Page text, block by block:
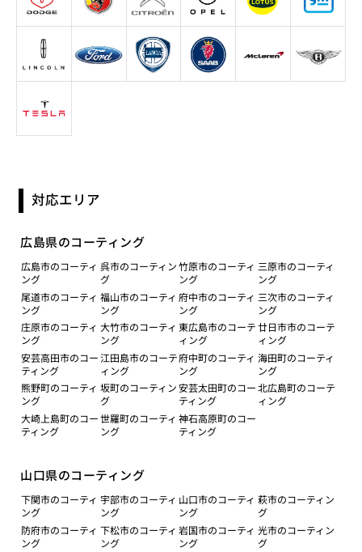
対応エリア
広島県のコーティング
広島市のコーティ
ング
呉市のコーティン
グ
竹原市のコーティ
ング
三原市のコーティ
ング
尾道市のコーティ
ング
福山市のコーティ
ング
府中市のコーティ
ング
三次市のコーティ
ング
庄原市のコーティ
ング
大竹市のコーティ
ング
東広島市のコーテ
ィング
廿日市市のコーテ
ィング
安芸高田市のコー
ティング
江田島市のコーテ
ィング
府中町のコーティ
ング
海田町のコーティ
ング
熊野町のコーティ
ング
坂町のコーティン
グ
安芸太田町のコー
ティング
北広島町のコーテ
ィング
大崎上島町のコー
ティング
世羅町のコーティ
ング
神石高原町のコー
ティング
山口県のコーティング
下関市のコーティ
ング
宇部市のコーティ
ング
山口市のコーティ
ング
萩市のコーティン
グ
防府市のコーティ
ング
下松市のコーティ
ング
岩国市のコーティ
ング
光市のコーティン
グ